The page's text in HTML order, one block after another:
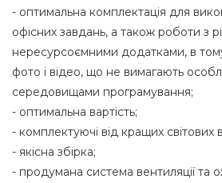
- оптимальна комплектація для
офісних завдань, а також роботи з
нересурсоємними додатками, в
фото і відео, що не вимагають
середовищами програмування;
- оптимальна вартість;
- комплектуючі від кращих світових
- якісна збірка;
- продумана система вентиляції та